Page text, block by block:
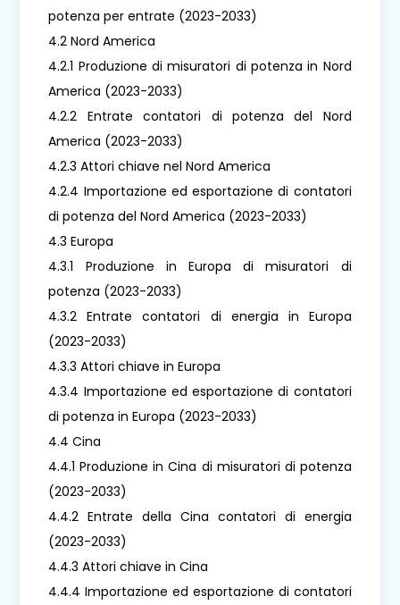
potenza per entrate (2023-2033)
4.2 Nord America
4.2.1 Produzione di misuratori di potenza in Nord
America (2023-2033)
4.2.2 Entrate contatori di potenza del Nord
America (2023-2033)
4.2.3 Attori chiave nel Nord America
4.2.4 Importazione ed esportazione di contatori
di potenza del Nord America (2023-2033)
4.3 Europa
4.3.1 Produzione in Europa di misuratori di
potenza (2023-2033)
4.3.2 Entrate contatori di energia in Europa
(2023-2033)
4.3.3 Attori chiave in Europa
4.3.4 Importazione ed esportazione di contatori
di potenza in Europa (2023-2033)
4.4 Cina
4.4.1 Produzione in Cina di misuratori di potenza
(2023-2033)
4.4.2 Entrate della Cina contatori di energia
(2023-2033)
4.4.3 Attori chiave in Cina
4.4.4 Importazione ed esportazione di contatori